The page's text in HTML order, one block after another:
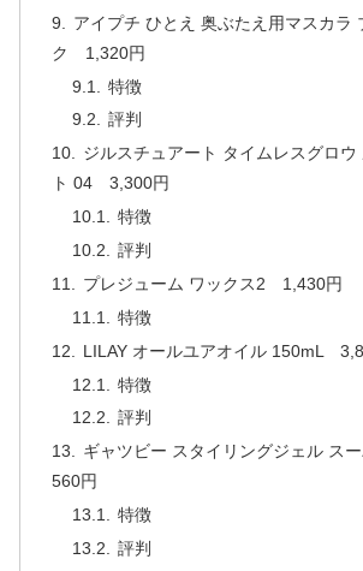
アイプチ ひとえ 奥ぶたえ用マスカラ
ク 1,320円
特徴
評判
ジルスチュアート タイムレスグロウ
ト 04 3,300円
特徴
評判
プレジューム ワックス2 1,430円
特徴
LILAY オールユアオイル 150mL
特徴
評判
ギャツビー スタイリングジェル ス
560円
特徴
評判